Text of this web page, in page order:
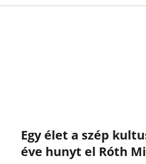
Egy élet a szép
éve hunyt el Róth